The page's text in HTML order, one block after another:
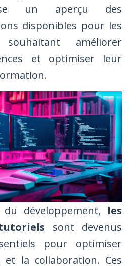
un aperçu des
disponibles pour les
souhaitant améliorer
et optimiser leur
du développement, les
sont devenus
pour optimiser
et la collaboration. Ces